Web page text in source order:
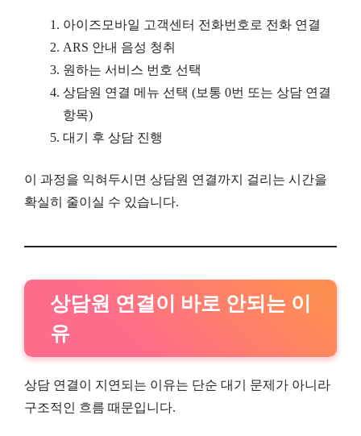
아이즈모바일 고객센터 전화번호로 전화 연결
ARS 안내 음성 청취
원하는 서비스 번호 선택
상담원 연결 메뉴 선택 (보통 0번 또는 상담 연결
항목)
대기 후 상담 진행
이 과정을 익혀두시면 상담원 연결까지 걸리는 시간을
확실히 줄이실 수 있습니다.
상담원 연결이 바로 안되는 이
유
상담 연결이 지연되는 이유는 단순 대기 문제가 아니라
구조적인 흐름 때문입니다.